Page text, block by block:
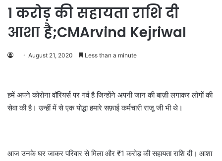
1 करोड़ की सहायता राशि दी
आशा है;CMArvind Kejriwal
August 21, 2020 Less than a minute
हमें अपने कोरोना वॉरियर्स पर गर्व है जिन्होंने अपनी जान की बाज़ी लगाकर लोगों की
सेवा की है। उन्हीं में से एक योद्धा हमारे सफ़ाई कर्मचारी राजू जी भी थे।
आज उनके घर जाकर परिवार से मिला और ₹1 करोड़ की सहायता राशि दी। आशा